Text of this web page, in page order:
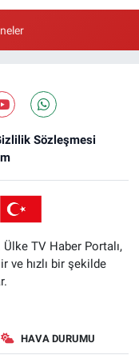
Sözleşmesi
TV Haber Portalı,
ve hızlı bir şekilde
HAVA DURUMU